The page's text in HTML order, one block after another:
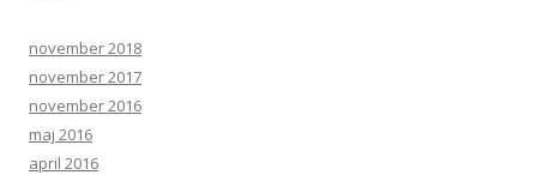
november 2018
november 2017
november 2016
maj 2016
april 2016